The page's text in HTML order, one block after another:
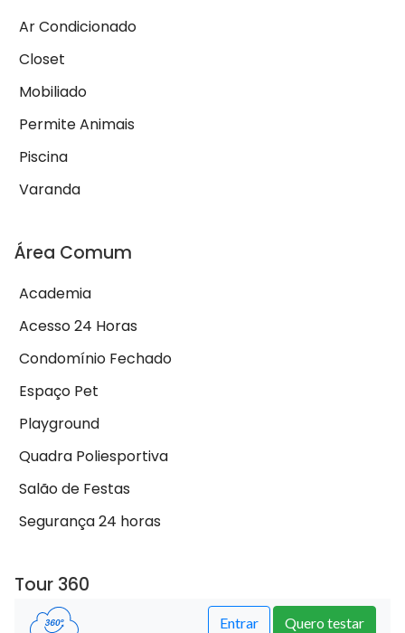
Ar Condicionado
Closet
Mobiliado
Permite Animais
Piscina
Varanda
Área Comum
Academia
Acesso 24 Horas
Condomínio Fechado
Espaço Pet
Playground
Quadra Poliesportiva
Salão de Festas
Segurança 24 horas
Tour 360